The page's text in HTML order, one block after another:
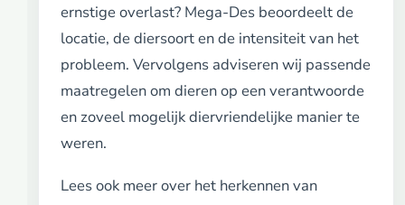
ernstige overlast? Mega-Des beoordeelt de
locatie, de diersoort en de intensiteit van het
probleem. Vervolgens adviseren wij passende
maatregelen om dieren op een verantwoorde
en zoveel mogelijk diervriendelijke manier te
weren.
Lees ook meer over het herkennen van